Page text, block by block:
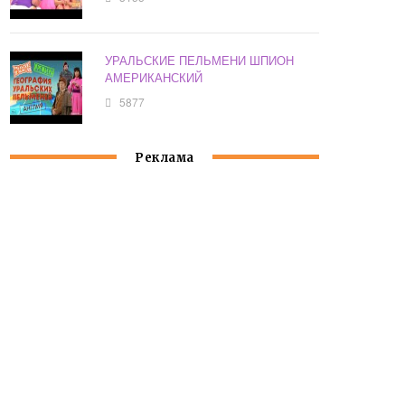
УРАЛЬСКИЕ ПЕЛЬМЕНИ ШПИОН
АМЕРИКАНСКИЙ
5877
Реклама